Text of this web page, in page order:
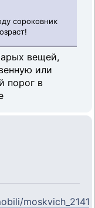
сороковник
вещей,
или
порог в